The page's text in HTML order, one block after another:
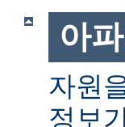
아
자원
정보